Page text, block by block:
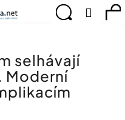
Hledat
selhávají
Moderní